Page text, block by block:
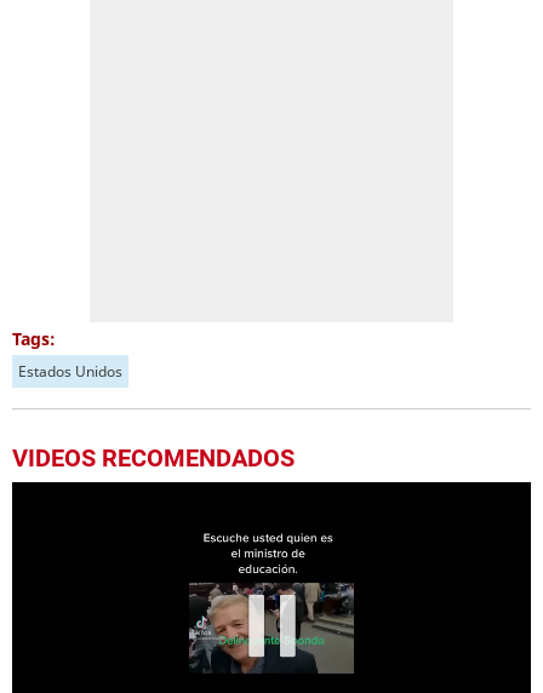
Tags:
Estados Unidos
VIDEOS RECOMENDADOS